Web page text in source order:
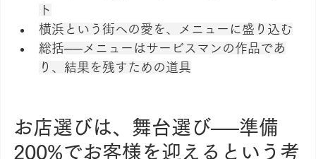
ト
横浜という街への愛を、メニューに盛り込む
総括──メニューはサービスマンの作品であ
り、結果を残すための道具
お店選びは、舞台選び──準備
200%でお客様を迎えるという考